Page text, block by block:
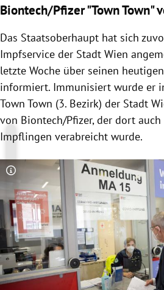
Biontech/Pfizer "Town Town"
Das Staatsoberhaupt hat sich
Impfservice der Stadt Wien
letzte Woche über seinen
informiert. Immunisiert wurde er
Town Town (3. Bezirk) der Stadt
von Biontech/Pfizer, der dort
Impflingen verabreicht wurde.
Copyright-Hinweis öffnen/